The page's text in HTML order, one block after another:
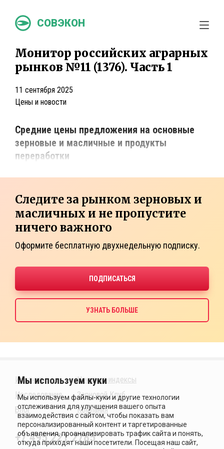
СОВЭКОН
Монитор российских аграрных
рынков №11 (1376). Часть 1
11 сентября 2025
Цены и новости
Средние цены предложения на основные
зерновые и масличные и продукты
переработки
Следите за рынком зерновых и
масличных и не пропустите
ничего важного
Оформите бесплатную двухнедельную подписку.
Издания
Исследования
Блог
Ценовые индексы
Зерновой Клуб
Компания
+7 495 221 2785